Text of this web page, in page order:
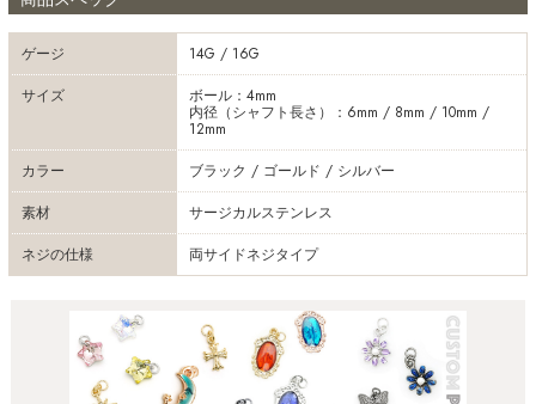
ゲージ
14G / 16G
サイズ
ボール：4mm
内径（シャフト長さ）：6mm / 8mm / 10mm /
12mm
カラー
ブラック / ゴールド / シルバー
素材
サージカルステンレス
ネジの仕様
両サイドネジタイプ